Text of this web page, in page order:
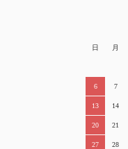
日 月
6 7
13 14
20 21
27 28